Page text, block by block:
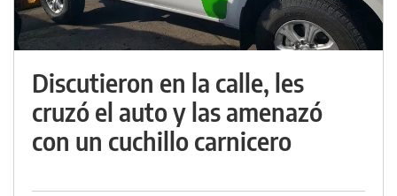
Discutieron en la calle, les
cruzó el auto y las amenazó
con un cuchillo carnicero